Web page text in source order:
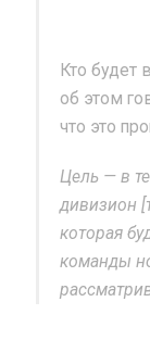
Кто будет
об этом
что это
Цель — в
дивизион
которая
команды